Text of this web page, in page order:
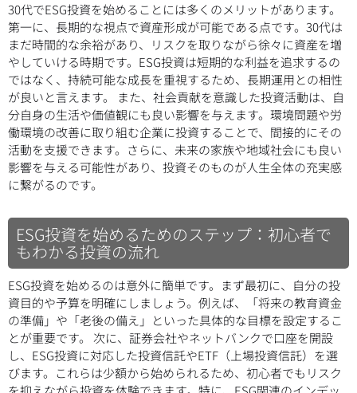
30代でESG投資を始めることには多くのメリットがあります。
第一に、長期的な視点で資産形成が可能である点です。30代は
まだ時間的な余裕があり、リスクを取りながら徐々に資産を増
やしていける時期です。ESG投資は短期的な利益を追求するの
ではなく、持続可能な成長を重視するため、長期運用との相性
が良いと言えます。 また、社会貢献を意識した投資活動は、自
分自身の生活や価値観にも良い影響を与えます。環境問題や労
働環境の改善に取り組む企業に投資することで、間接的にその
活動を支援できます。さらに、未来の家族や地域社会にも良い
影響を与える可能性があり、投資そのものが人生全体の充実感
に繋がるのです。
ESG投資を始めるためのステップ：初心者で
もわかる投資の流れ
ESG投資を始めるのは意外に簡単です。まず最初に、自分の投
資目的や予算を明確にしましょう。例えば、「将来の教育資金
の準備」や「老後の備え」といった具体的な目標を設定するこ
とが重要です。 次に、証券会社やネットバンクで口座を開設
し、ESG投資に対応した投資信託やETF（上場投資信託）を選
びます。これらは少額から始められるため、初心者でもリスク